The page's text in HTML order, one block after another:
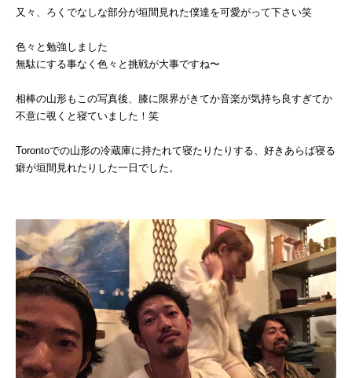
又々、ろくでなしな部分が垣間見れた僕達を可愛がって下さい笑
色々と勉強しました
無駄にする事なく色々と挑戦が大事ですね〜
相棒の山形もこの写真後、膝に限界がきてか音楽が気持ち良すぎてか
不意に覗くと寝ていました！笑
Torontoでの山形の冷蔵庫に持たれて寝たりたりする、好きあらば寝る
癖が垣間見れたりした一日でした。